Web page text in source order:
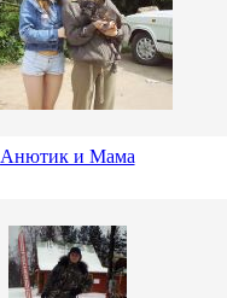
Анютик и Мама